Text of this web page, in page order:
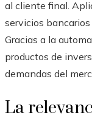
al cliente final.
servicios
Gracias a la
productos de
demandas del
La